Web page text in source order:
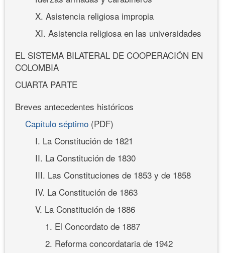
X. Asistencia religiosa impropia
XI. Asistencia religiosa en las universidades
EL SISTEMA BILATERAL DE COOPERACIÓN EN
COLOMBIA
CUARTA PARTE
Breves antecedentes históricos
Capítulo séptimo (PDF)
I. La Constitución de 1821
II. La Constitución de 1830
III. Las Constituciones de 1853 y de 1858
IV. La Constitución de 1863
V. La Constitución de 1886
1. El Concordato de 1887
2. Reforma concordataria de 1942